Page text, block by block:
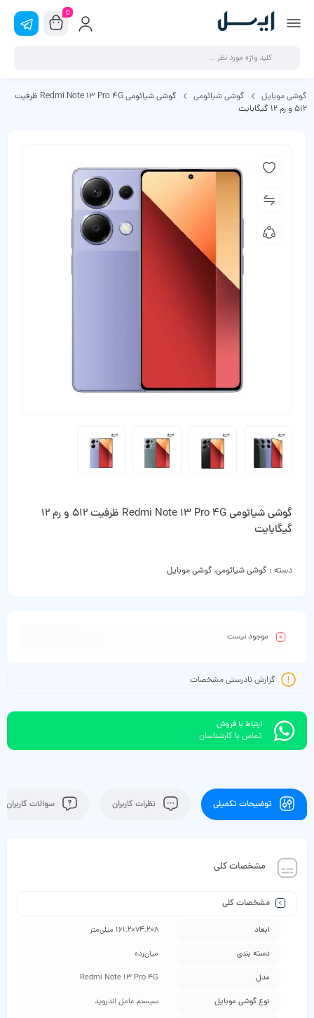
0
گوشی موبایل گوشی شیائومی
گوشی شیائومی Redmi Note 13 Pro 4G ظرفیت
512 و رم 12 گیگابایت
گوشی شیائومی Redmi Note 13 Pro 4G ظرفیت 512 و رم 12
گیگابایت
دسته : گوشی شیائومی,گوشی موبایل
موجود نیست
گزارش نادرستی مشخصات
ارتباط با فروش
تماس با کارشناسان
توضیحات تکمیلی نظرات کاربران سوالات کاربران
مشخصات کلی
مشخصات کلی
ابعاد 8×74.2×161.2 میلی‌متر
دسته ‌بندی ‌میان‌رده
مدل Redmi Note 13 Pro 4G
نوع گوشی موبایل سیستم عامل اندروید